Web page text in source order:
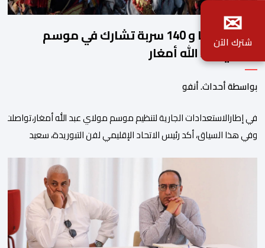
2140 فارسا و 140 سربة تشارك في موسم
مولاي عبد الله أمغار
بواسطة أحداث. أنفو
في إطارالاستعدادات الجارية لتنظيم موسم مولاي عبد الله
وفي هذا السياق، أكد رئيس الاتحاد الإقليمي لفن التبوريدة، سعيد
ولم تخل هذه الدورة من مؤشرات إيجابية على مستوى تنوعالمشاركة،
وتبرز هذه الأرقام الحجم الكبير الذي باتت تعرفه تظاهرةالتبوريدة
ومن المرتقب أن تعرف فعاليات الموسم إقبالا جماهيريا
واسعا،في ظل الشغف الكبير الذي يحظى به فن التبوريدة، باعتبارهأحد
✉
شترك الآن